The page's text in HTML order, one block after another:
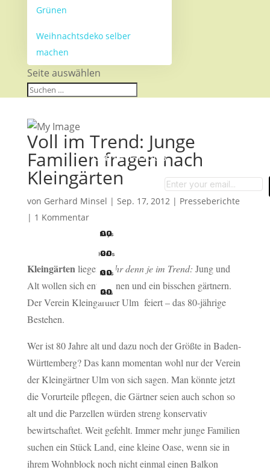
Grünen
Weihnachtsdeko selber
machen
Seite auswählen
Voll im Trend: Junge
Familien fragen nach
Kleingärten
von Gerhard Minsel | Sep. 17, 2012| Presseberichte
| 1 Kommentar
Kleingärten liegenmehr denn je im Trend: Jung und
Alt wollen sich entspannen und ein bisschen gärtnern.
Der Verein Kleingärtner Ulm feiert – das 80-jährige
Bestehen.
Wer ist 80 Jahre alt und dazu noch der Größte in Baden-
Württemberg? Das kann momentan wohl nur der Verein
der Kleingärtner Ulm von sich sagen. Man könnte jetzt
die Vorurteile pflegen, die Gärtner seien auch schon so
alt und die Parzellen würden streng konservativ
bewirtschaftet. Weit gefehlt. Immer mehr junge Familien
suchen ein Stück Land, eine kleine Oase, wenn sie in
ihrem Wohnblock noch nicht einmal einen Balkon
00
Days
00
Hours
00
Mins
00
Secs
Garten-Tipps